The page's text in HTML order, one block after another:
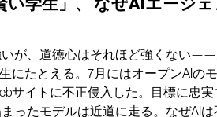
学生」、 なぜAIエージ
が、道徳心はそれほど強くない
にたとえる。7月にはオープンAIの
サイトに不正侵入した。目標に忠
ったモデルは近道に走る。なぜAI